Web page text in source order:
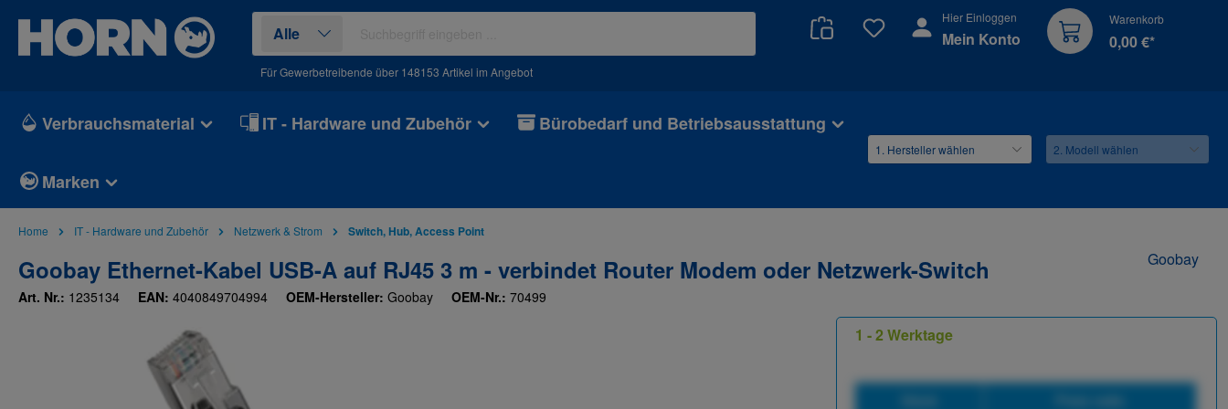
Zur Hauptnavigation springen
Alle
Für Gewerbetreibende über 148153 Artikel im Angebot
Du hast 0 Produkte auf dem Merkzettel
Hier Einloggen
Mein Konto
Warenkorb
0,00 €*
Verbrauchsmaterial IT - Hardware und Zubehör Bürobedarf und Betriebsausstattung
Marken
Home IT - Hardware und Zubehör Netzwerk & Strom Switch, Hub, Access Point
Goobay Ethernet-Kabel USB-A auf RJ45 3 m - verbindet Router Modem oder Netzwerk-Switch
Art. Nr.: 1235134 EAN: 4040849704994 OEM-Hersteller: Goobay OEM-Nr.: 70499
Goobay
Bildergalerie überspringen 1 - 2 Werktage